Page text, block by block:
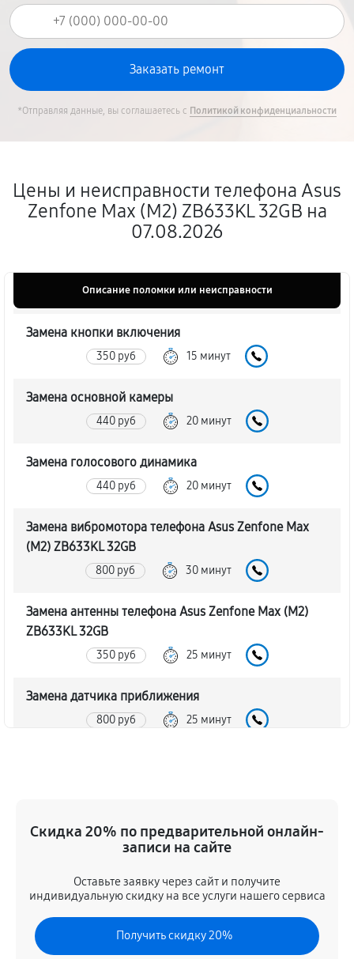
*Отправляя данные, вы соглашаетесь с Политикой конфиденциальности
Цены и неисправности телефона Asus
Zenfone Max (M2) ZB633KL 32GB на
07.08.2026
Описание поломки или неисправности
Замена кнопки включения
350 руб 15 минут
Замена основной камеры
440 руб 20 минут
Замена голосового динамика
440 руб 20 минут
Замена вибромотора телефона Asus Zenfone Max
(M2) ZB633KL 32GB
800 руб 30 минут
Замена антенны телефона Asus Zenfone Max (M2)
ZB633KL 32GB
350 руб 25 минут
Замена датчика приближения
800 руб 25 минут
Обновление ПО телефона Asus Zenfone Max (M2)
800 руб 30 минут
Замена задней крышки
440 руб 20 минут
Скидка 20% по предварительной онлайн-
записи на сайте
Оставьте заявку через сайт и получите
индивидуальную скидку на все услуги нашего сервиса
Получить скидку 20%